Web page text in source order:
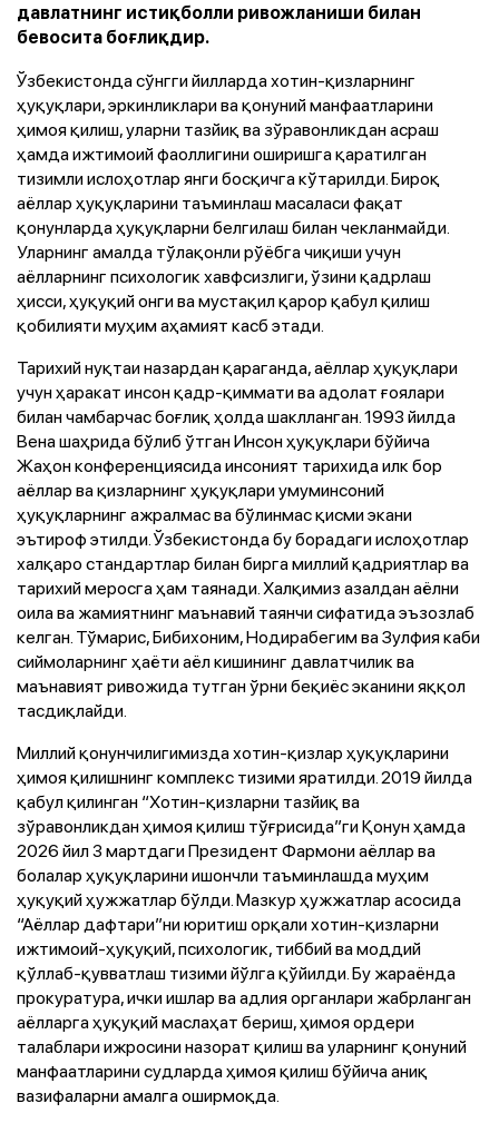
давлатнинг истиқболли ривожланиши билан
бевосита боғлиқдир.
Ўзбекистонда сўнгги йилларда хотин-қизларнинг
ҳуқуқлари, эркинликлари ва қонуний манфаатларини
ҳимоя қилиш, уларни тазйиқ ва зўравонликдан асраш
ҳамда ижтимоий фаоллигини оширишга қаратилган
тизимли ислоҳотлар янги босқичга кўтарилди. Бироқ
аёллар ҳуқуқларини таъминлаш масаласи фақат
қонунларда ҳуқуқларни белгилаш билан чекланмайди.
Уларнинг амалда тўлақонли рўёбга чиқиши учун
аёлларнинг психологик хавфсизлиги, ўзини қадрлаш
ҳисси, ҳуқуқий онги ва мустақил қарор қабул қилиш
қобилияти муҳим аҳамият касб этади.
Тарихий нуқтаи назардан қараганда, аёллар ҳуқуқлари
учун ҳаракат инсон қадр-қиммати ва адолат ғоялари
билан чамбарчас боғлиқ ҳолда шаклланган. 1993 йилда
Вена шаҳрида бўлиб ўтган Инсон ҳуқуқлари бўйича
Жаҳон конференциясида инсоният тарихида илк бор
аёллар ва қизларнинг ҳуқуқлари умуминсоний
ҳуқуқларнинг ажралмас ва бўлинмас қисми экани
эътироф этилди. Ўзбекистонда бу борадаги ислоҳотлар
халқаро стандартлар билан бирга миллий қадриятлар ва
тарихий меросга ҳам таянади. Халқимиз азалдан аёлни
оила ва жамиятнинг маънавий таянчи сифатида эъзозлаб
келган. Тўмарис, Бибихоним, Нодирабегим ва Зулфия каби
сиймоларнинг ҳаёти аёл кишининг давлатчилик ва
маънавият ривожида тутган ўрни беқиёс эканини яққол
тасдиқлайди.
Миллий қонунчилигимизда хотин-қизлар ҳуқуқларини
ҳимоя қилишнинг комплекс тизими яратилди. 2019 йилда
қабул қилинган “Хотин-қизларни тазйиқ ва
зўравонликдан ҳимоя қилиш тўғрисида”ги Қонун ҳамда
2026 йил 3 мартдаги Президент Фармони аёллар ва
болалар ҳуқуқларини ишончли таъминлашда муҳим
ҳуқуқий ҳужжатлар бўлди. Мазкур ҳужжатлар асосида
“Аёллар дафтари”ни юритиш орқали хотин-қизларни
ижтимоий-ҳуқуқий, психологик, тиббий ва моддий
қўллаб-қувватлаш тизими йўлга қўйилди. Бу жараёнда
прокуратура, ички ишлар ва адлия органлари жабрланган
аёлларга ҳуқуқий маслаҳат бериш, ҳимоя ордери
талаблари ижросини назорат қилиш ва уларнинг қонуний
манфаатларини судларда ҳимоя қилиш бўйича аниқ
вазифаларни амалга оширмоқда.